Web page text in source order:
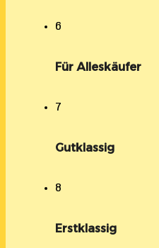
6
Für Alleskäufer
7
Gutklassig
8
Erstklassig